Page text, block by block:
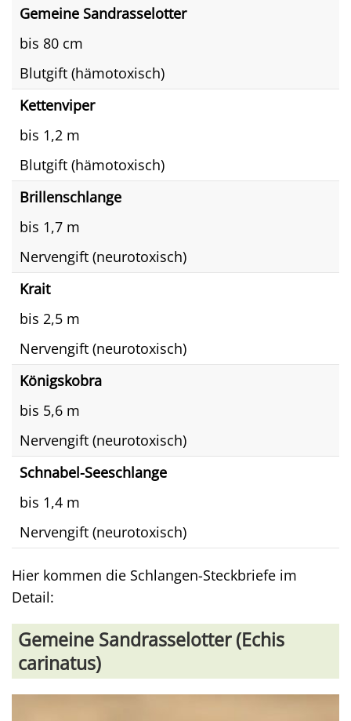
Gemeine Sandrasselotter
bis 80 cm
Blutgift (hämotoxisch)
Kettenviper
bis 1,2 m
Blutgift (hämotoxisch)
Brillenschlange
bis 1,7 m
Nervengift (neurotoxisch)
Krait
bis 2,5 m
Nervengift (neurotoxisch)
Königskobra
bis 5,6 m
Nervengift (neurotoxisch)
Schnabel-Seeschlange
bis 1,4 m
Nervengift (neurotoxisch)
Hier kommen die Schlangen-Steckbriefe im
Detail:
Gemeine Sandrasselotter (Echis
carinatus)